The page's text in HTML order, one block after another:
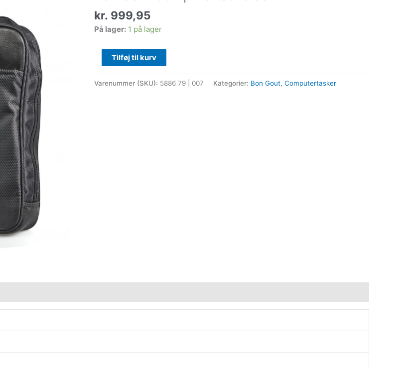
kr. 999,95
På lager: 1 på lager
Tilføj til kurv
Varenummer (SKU): 5886 79 | 007 Kategorier: Bon Gout, Computertasker